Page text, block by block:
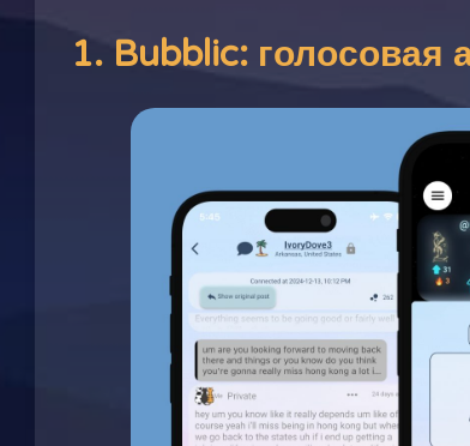
1. Bubblic: голосовая